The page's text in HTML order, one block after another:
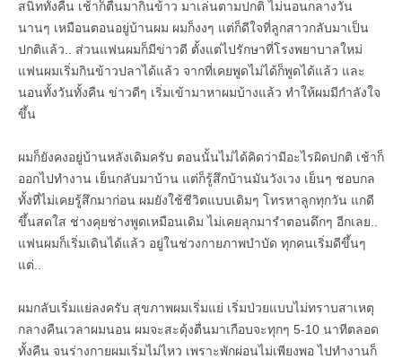
สนิททั้งคืน เช้าก็ตื่นมากินข้าว มาเล่นตามปกติ ไม่นอนกลางวัน
นานๆ เหมือนตอนอยู่บ้านผม ผมก็งงๆ แต่ก็ดีใจที่ลูกสาวกลับมาเป็น
ปกติแล้ว.. ส่วนแฟนผมก็มีข่าวดี ตั้งแต่ไปรักษาที่โรงพยาบาลใหม่
แฟนผมเริ่มกินข้าวปลาได้แล้ว จากที่เคยพูดไม่ได้ก็พูดได้แล้ว และ
นอนทั้งวันทั้งคืน ข่าวดีๆ เริ่มเข้ามาหาผมบ้างแล้ว ทำให้ผมมีกำลังใจ
ขึ้น
ผมก็ยังคงอยู่บ้านหลังเดิมครับ ตอนนั้นไม่ได้คิดว่ามีอะไรผิดปกติ เช้าก็
ออกไปทำงาน เย็นกลับมาบ้าน แต่ก็รู้สึกบ้านมันวังเวง เย็นๆ ชอบกล
ทั้งที่ไม่เคยรู้สึกมาก่อน ผมยังใช้ชีวิตแบบเดิมๆ โทรหาลูกทุกวัน แกดี
ขึ้นสดใส ช่างคุยช่างพูดเหมือนเดิม ไม่เคยลุกมารำตอนดึกๆ อีกเลย..
แฟนผมก็เริ่มเดินได้แล้ว อยู่ในช่วงกายภาพบำบัด ทุกคนเริ่มดีขึ้นๆ
แต่..
ผมกลับเริ่มแย่ลงครับ สุขภาพผมเริ่มแย่ เริ่มป่วยแบบไม่ทราบสาเหตุ
กลางคืนเวลาผมนอน ผมจะสะดุ้งตื่นมาเกือบจะทุกๆ 5-10 นาทีตลอด
ทั้งคืน จนร่างกายผมเริ่มไม่ไหว เพราะพักผ่อนไม่เพียงพอ ไปทำงานก็